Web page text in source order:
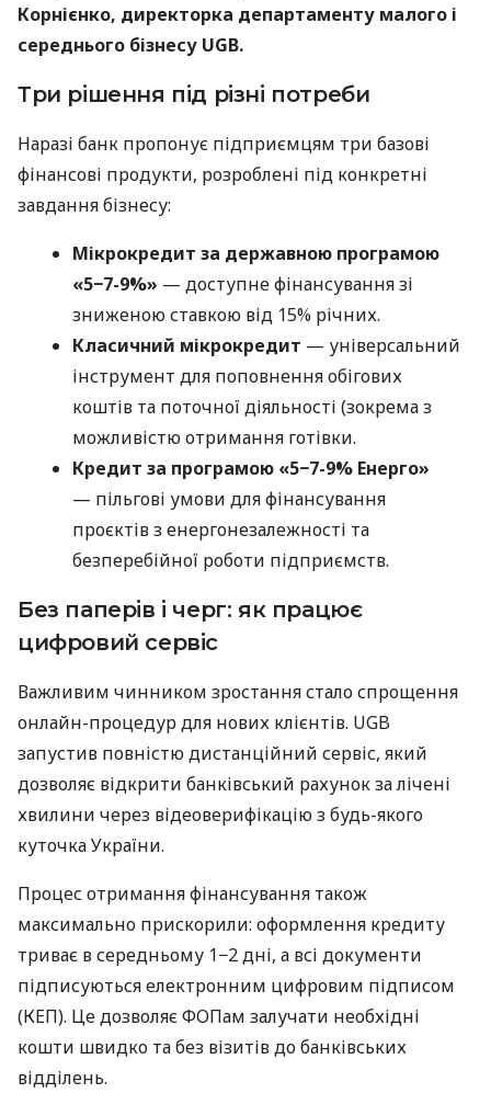
Корнієнко, директорка департаменту малого і
середнього бізнесу UGB.
Три рішення під різні потреби
Наразі банк пропонує підприємцям три базові
фінансові продукти, розроблені під конкретні
завдання бізнесу:
Мікрокредит за державною програмою
«5−7-9%» — доступне фінансування зі
зниженою ставкою від 15% річних.
Класичний мікрокредит — універсальний
інструмент для поповнення обігових
коштів та поточної діяльності (зокрема з
можливістю отримання готівки.
Кредит за програмою «5−7-9% Енерго»
— пільгові умови для фінансування
проєктів з енергонезалежності та
безперебійної роботи підприємств.
Без паперів і черг: як працює
цифровий сервіс
Важливим чинником зростання стало спрощення
онлайн-процедур для нових клієнтів. UGB
запустив повністю дистанційний сервіс, який
дозволяє відкрити банківський рахунок за лічені
хвилини через відеоверифікацію з будь-якого
куточка України.
Процес отримання фінансування також
максимально прискорили: оформлення кредиту
триває в середньому 1−2 дні, а всі документи
підписуються електронним цифровим підписом
(КЕП). Це дозволяє ФОПам залучати необхідні
кошти швидко та без візитів до банківських
відділень.